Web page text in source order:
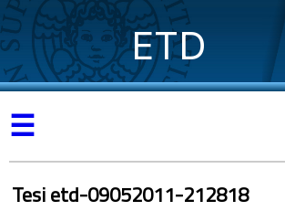
ETD
☰
Tesi etd-09052011-212818